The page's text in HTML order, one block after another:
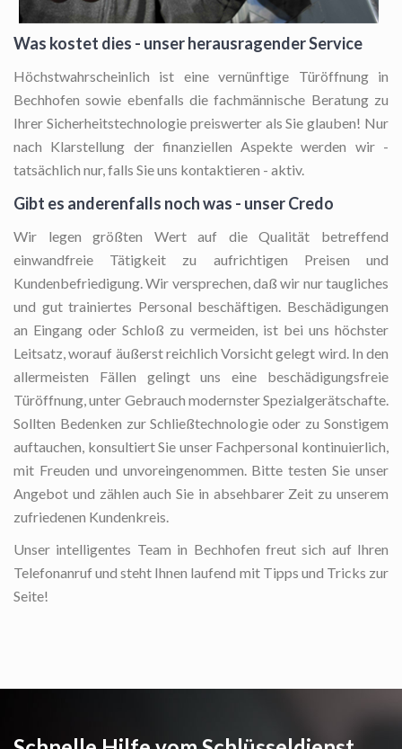
Was kostet dies - unser herausragender Service
Höchstwahrscheinlich ist eine vernünftige Türöffnung in
Bechhofen sowie ebenfalls die fachmännische Beratung zu
Ihrer Sicherheitstechnologie preiswerter als Sie glauben! Nur
nach Klarstellung der finanziellen Aspekte werden wir -
tatsächlich nur, falls Sie uns kontaktieren - aktiv.
Gibt es anderenfalls noch was - unser Credo
Wir legen größten Wert auf die Qualität betreffend
einwandfreie Tätigkeit zu aufrichtigen Preisen und
Kundenbefriedigung. Wir versprechen, daß wir nur taugliches
und gut trainiertes Personal beschäftigen. Beschädigungen
an Eingang oder Schloß zu vermeiden, ist bei uns höchster
Leitsatz, worauf äußerst reichlich Vorsicht gelegt wird. In den
allermeisten Fällen gelingt uns eine beschädigungsfreie
Türöffnung, unter Gebrauch modernster Spezialgerätschafte.
Sollten Bedenken zur Schließtechnologie oder zu Sonstigem
auftauchen, konsultiert Sie unser Fachpersonal kontinuierlich,
mit Freuden und unvoreingenommen. Bitte testen Sie unser
Angebot und zählen auch Sie in absehbarer Zeit zu unserem
zufriedenen Kundenkreis.
Unser intelligentes Team in Bechhofen freut sich auf Ihren
Telefonanruf und steht Ihnen laufend mit Tipps und Tricks zur
Seite!